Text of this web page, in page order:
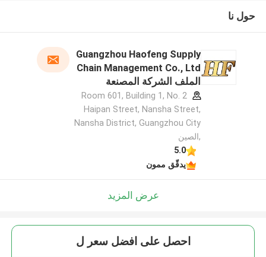
حول نا
Guangzhou Haofeng Supply
Chain Management Co., Ltd
الملف الشركة المصنعة
Room 601, Building 1, No. 2
Haipan Street, Nansha Street,
Nansha District, Guangzhou City
,الصين
5.0
يدقّق ممون
عرض المزيد
احصل على افضل سعر ل